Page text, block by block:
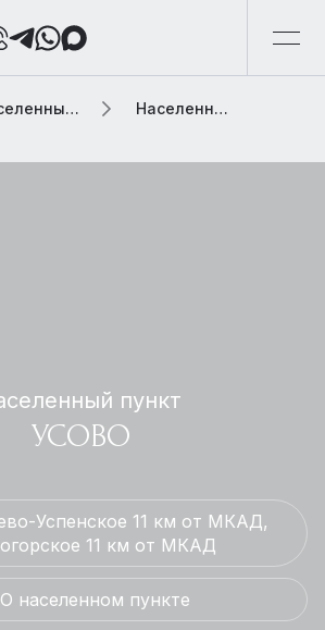
Населенный пункт Населенный пункт усово
пункт
УСОВО
Успенское 11 км от МКАД,
11 км от МКАД
О населенном пункте